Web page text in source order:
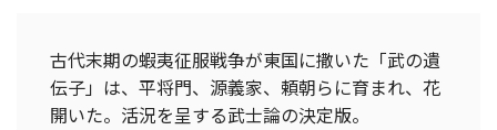
古代末期の蝦夷征服戦争が東国に撒いた「武の遺
伝子」は、平将門、源義家、頼朝らに育まれ、花
開いた。活況を呈する武士論の決定版。